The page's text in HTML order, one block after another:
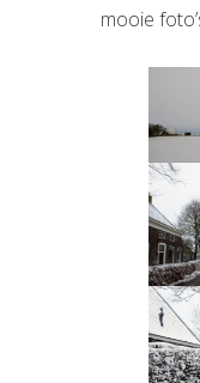
mooie